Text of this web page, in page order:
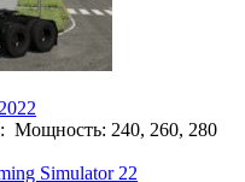
Мощность: 240, 260, 280